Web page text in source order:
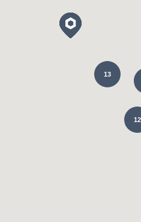
13
12